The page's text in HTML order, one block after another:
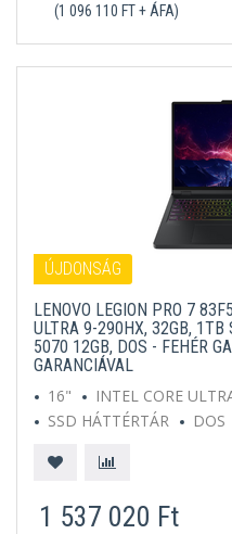
(1 096 110 FT + ÁFA)
ÚJDONSÁG
LENOVO LEGION PRO 7
ULTRA 9-290HX, 32GB, 1TB
5070 12GB, DOS - FEHÉR
GARANCIÁVAL
16"
INTEL CORE
SSD HÁTTÉRTÁR
DOS
1 537 020 Ft